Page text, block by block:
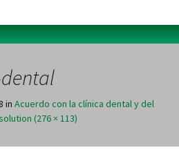
in Acuerdo con la clínica dental y del
(276 × 113)